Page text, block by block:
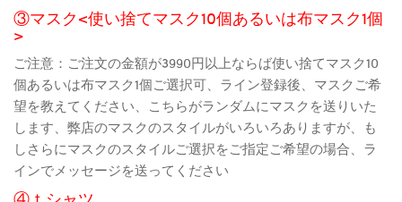
③マスク<使い捨てマスク10個あるいは布マスク1個
>
ご注意：ご注文の金額が3990円以上ならば使い捨てマスク10
個あるいは布マスク1個ご選択可、ライン登録後、マスクご希
望を教えてください、こちらがランダムにマスクを送りいた
します、弊店のマスクのスタイルがいろいろありますが、も
しさらにマスクのスタイルご選択をご指定ご希望の場合、ラ
インでメッセージを送ってください